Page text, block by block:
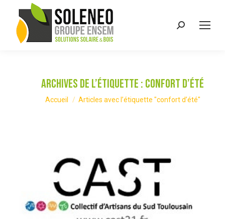
Recherche
Archives de l’étiquette : confort d’été
Vous êtes ici :
Accueil Articles avec l’étiquette "confort d’été"